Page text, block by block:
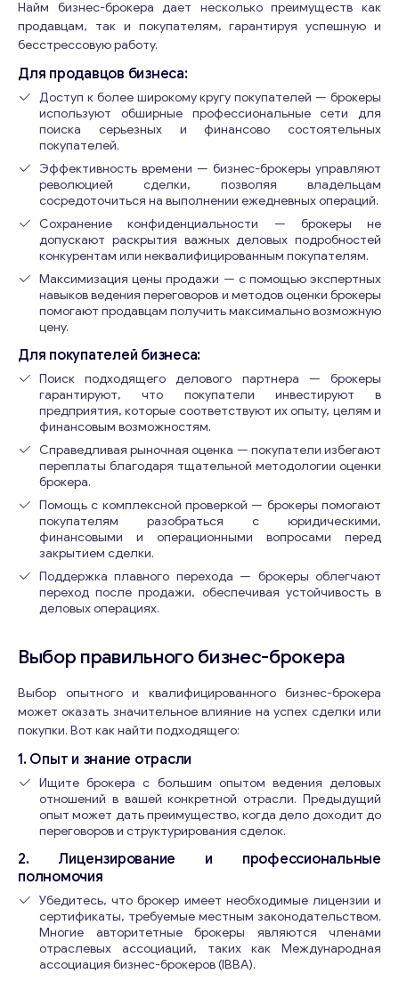
Консультация
Отправьте нам запрос, и мы свяжемся с вами в
ближайшее время.
Email*
о
м
т
и
ш
Ваши комментарии *
Свяжитесь со мной
Найм бизнес-брокера дает несколько преимуществ как
продавцам, так и покупателям, гарантируя успешную и
бесстрессовую работу.
Для продавцов бизнеса:
Доступ к более широкому кругу покупателей — брокеры
используют обширные профессиональные сети для
поиска серьезных и финансово состоятельных
покупателей.
Эффективность времени — бизнес-брокеры управляют
революцией сделки, позволяя владельцам
сосредоточиться на выполнении ежедневных операций.
Сохранение конфиденциальности — брокеры не
допускают раскрытия важных деловых подробностей
конкурентам или неквалифицированным покупателям.
Максимизация цены продажи — с помощью экспертных
навыков ведения переговоров и методов оценки брокеры
помогают продавцам получить максимально возможную
цену.
Для покупателей бизнеса:
Поиск подходящего делового партнера — брокеры
гарантируют, что покупатели инвестируют в
предприятия, которые соответствуют их опыту, целям и
финансовым возможностям.
Справедливая рыночная оценка — покупатели избегают
переплаты благодаря тщательной методологии оценки
брокера.
Помощь с комплексной проверкой — брокеры помогают
покупателям разобраться с юридическими,
финансовыми и операционными вопросами перед
закрытием сделки.
Поддержка плавного перехода — брокеры облегчают
переход после продажи, обеспечивая устойчивость в
деловых операциях.
Выбор правильного бизнес-брокера
Выбор опытного и квалифицированного бизнес-брокера
может оказать значительное влияние на успех сделки или
покупки. Вот как найти подходящего:
1. Опыт и знание отрасли
Ищите брокера с большим опытом ведения деловых
отношений в вашей конкретной отрасли. Предыдущий
опыт может дать преимущество, когда дело доходит до
переговоров и структурирования сделок.
2. Лицензирование и профессиональные
полномочия
Убедитесь, что брокер имеет необходимые лицензии и
сертификаты, требуемые местным законодательством.
Многие авторитетные брокеры являются членами
отраслевых ассоциаций, таких как Международная
ассоциация бизнес-брокеров (IBBA).